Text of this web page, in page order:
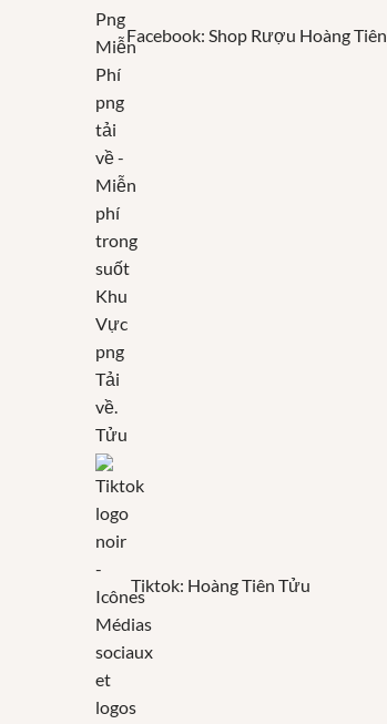
Facebook: Shop Rượu Hoàng Tiên
Tửu
Tiktok: Hoàng Tiên Tửu